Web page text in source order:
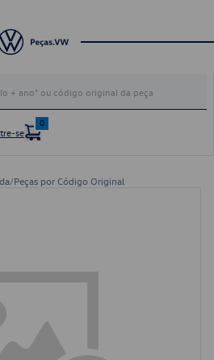
se
0
/Peças por Código Original